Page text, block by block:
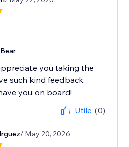
you taking the
such kind feedback.
you on board!
Utile (0)
/ May 20, 2026